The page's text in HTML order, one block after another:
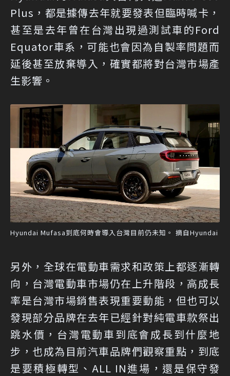
Plus，都是據傳去年就要發表但臨時喊卡，
甚至是去年曾在台灣出現過測試車的Ford
Equator車系，可能也會因為自製率問題而
延後甚至放棄導入，確實都將對台灣市場產
生影響。
Hyundai Mufasa到底何時會導入台灣目前仍未知。 摘自Hyundai
另外，全球在電動車需求和政策上都逐漸轉
向，台灣電動車市場仍在上升階段，高成長
率是台灣市場銷售表現重要動能，但也可以
發現部分品牌在去年已經針對純電車款祭出
跳水價，台灣電動車到底會成長到什麼地
步，也成為目前汽車品牌們觀察重點，到底
是要積極轉型、ALL IN進場，還是保守發